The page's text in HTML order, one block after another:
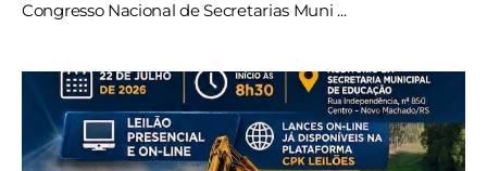
Congresso Nacional de Secretarias Muni ...